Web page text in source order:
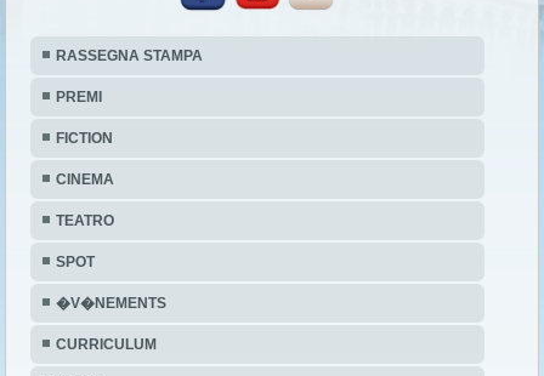
RASSEGNA STAMPA
PREMI
FICTION
CINEMA
TEATRO
SPOT
�V�NEMENTS
CURRICULUM